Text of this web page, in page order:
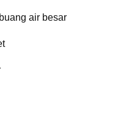
air besar